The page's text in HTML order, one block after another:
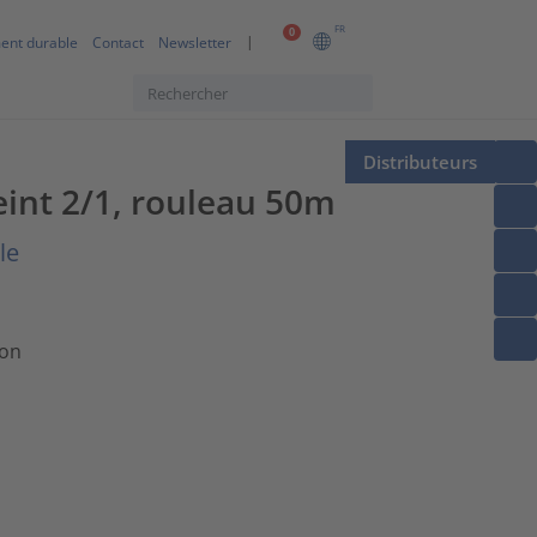
0 FR
durable Contact Newsletter
Distributeurs
2/1, rouleau 50m